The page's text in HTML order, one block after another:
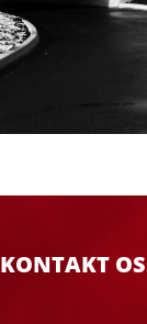
KONTAKT